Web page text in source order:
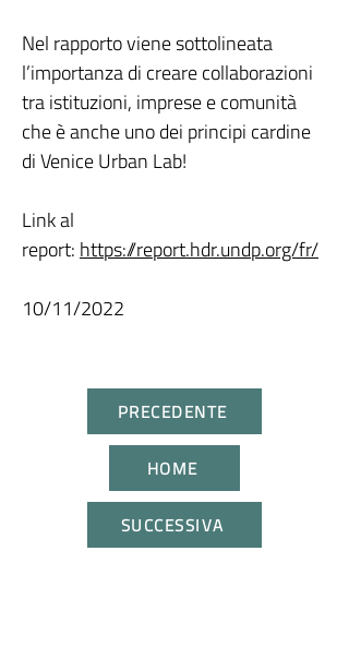
Nel rapporto viene sottolineata
l’importanza di creare collaborazioni
tra istituzioni, imprese e comunità
che è anche uno dei principi cardine
di Venice Urban Lab!
Link al
report: https://report.hdr.undp.org/fr/
10/11/2022
PRECEDENTE
HOME
SUCCESSIVA